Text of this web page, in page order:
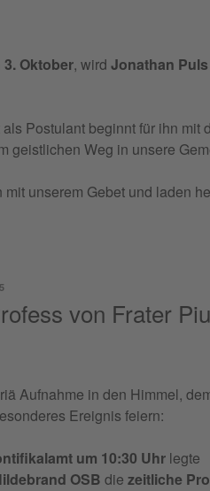
Okto­ber, wird Jona­than Puls
Postu­lant beginnt für ihn mit
gei­stli­chen Weg in unse­re
unse­rem Gebet und laden
von Frater
Auf­nah­me in den Him­mel,
Erei­gnis feiern:
um 10:30 Uhr legte
OSB die zei­tli­che